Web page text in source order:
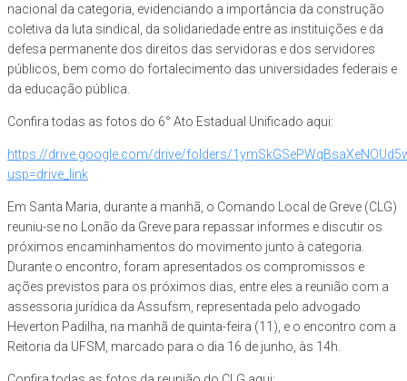
nacional da categoria, evidenciando a importância da construção
coletiva da luta sindical, da solidariedade entre as instituições e da
defesa permanente dos direitos das servidoras e dos servidores
públicos, bem como do fortalecimento das universidades federais e
da educação pública.
Confira todas as fotos do 6° Ato Estadual Unificado aqui:
https://drive.google.com/drive/folders/
usp=drive_link
Em Santa Maria, durante a manhã, o Comando Local de Greve (CLG)
reuniu-se no Lonão da Greve para repassar informes e discutir os
próximos encaminhamentos do movimento junto à categoria.
Durante o encontro, foram apresentados os compromissos e
ações previstos para os próximos dias, entre eles a reunião com a
assessoria jurídica da Assufsm, representada pelo advogado
Heverton Padilha, na manhã de quinta-feira (11), e o encontro com a
Reitoria da UFSM, marcado para o dia 16 de junho, às 14h.